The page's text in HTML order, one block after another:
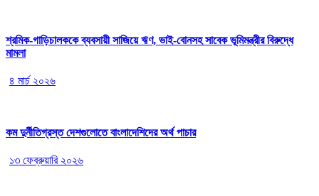
শ্রমিক-গাড়িচালককে ব্যবসায়ী সাজিয়ে ঋণ, ভাই-বোনসহ সাবেক ভূমিমন্ত্রীর বিরুদ্ধে
মামলা
৪ মার্চ ২০২৬
কম দুর্নীতিগ্রস্ত দেশগুলোতে বাংলাদেশিদের অর্থ পাচার
১৩ ফেব্রুয়ারি ২০২৬